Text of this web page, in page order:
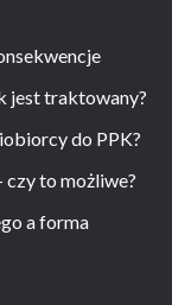
jest traktowany?
do PPK?
czy to możliwe?
a forma